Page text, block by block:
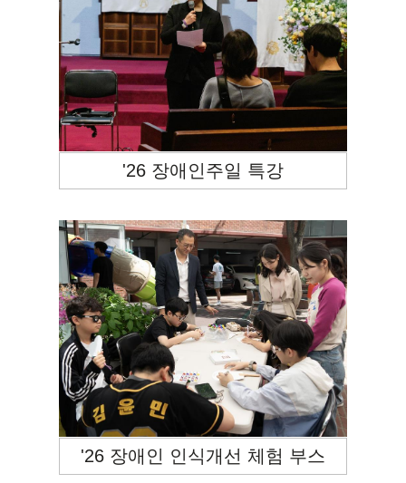
'26 장애인주일 특강
'26 장애인 인식개선 체험 부스